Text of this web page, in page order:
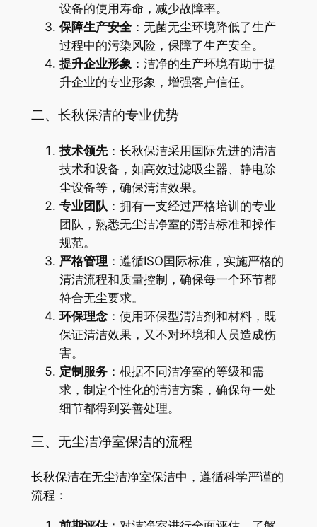
设备的使用寿命，减少故障率。
保障生产安全：无菌无尘环境降低了生产
过程中的污染风险，保障了生产安全。
提升企业形象 ：洁净的生产环境有助于提
升企业的专业形象，增强客户信任。
二、长秋保洁的专业优势
技术领先：长秋保洁采用国际先进的清洁
技术和设备，如高效过滤吸尘器、静电除
尘设备等，确保清洁效果。
专业团队：拥有一支经过严格培训的专业
团队，熟悉无尘洁净室的清洁标准和操作
规范。
严格管理 ：遵循ISO国际标准，实施严格的
清洁流程和质量控制，确保每一个环节都
符合无尘要求。
环保理念：使用环保型清洁剂和材料，既
保证清洁效果，又不对环境和人员造成伤
害。
定制服务：根据不同洁净室的等级和需
求，制定个性化的清洁方案，确保每一处
细节都得到妥善处理。
三、无尘洁净室保洁的流程
长秋保洁在无尘洁净室保洁中，遵循科学严谨的
流程：